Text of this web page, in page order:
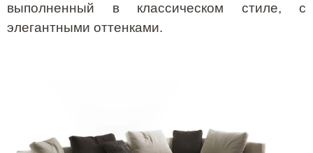
выполненный в классическом стиле, с
элегантными оттенками.